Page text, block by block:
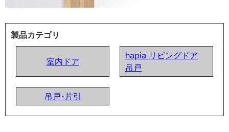
製品カテゴリ
室内ドア
hapia リビングドア
吊戸
吊戸･片引